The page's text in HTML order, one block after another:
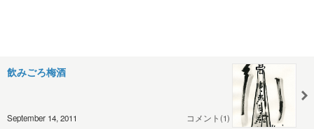
飲みごろ梅酒
September 14, 2011 コメント(1)